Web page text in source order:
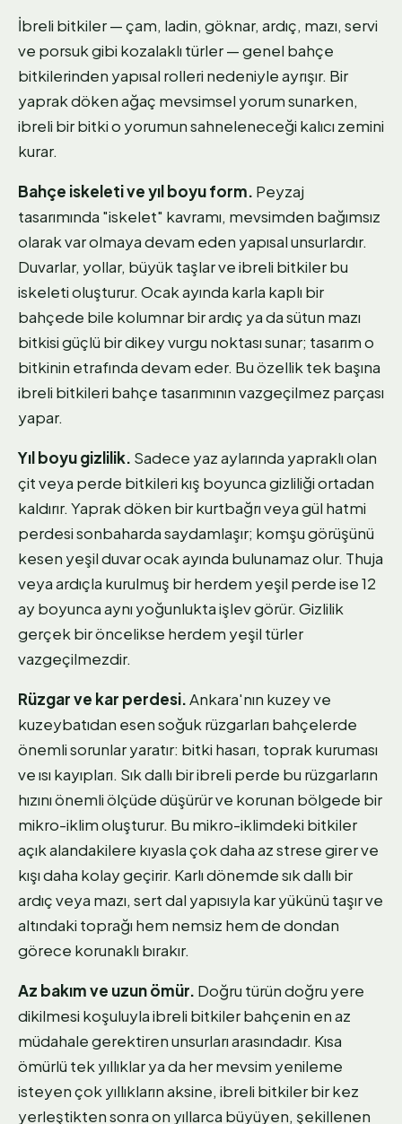
İbreli bitkiler — çam, ladin, göknar, ardıç, mazı, servi
ve porsuk gibi kozalaklı türler — genel bahçe
bitkilerinden yapısal rolleri nedeniyle ayrışır. Bir
yaprak döken ağaç mevsimsel yorum sunarken,
ibreli bir bitki o yorumun sahneleneceği kalıcı zemini
kurar.
Bahçe iskeleti ve yıl boyu form. Peyzaj
tasarımında "iskelet" kavramı, mevsimden bağımsız
olarak var olmaya devam eden yapısal unsurlardır.
Duvarlar, yollar, büyük taşlar ve ibreli bitkiler bu
iskeleti oluşturur. Ocak ayında karla kaplı bir
bahçede bile kolumnar bir ardıç ya da sütun mazı
bitkisi güçlü bir dikey vurgu noktası sunar; tasarım o
bitkinin etrafında devam eder. Bu özellik tek başına
ibreli bitkileri bahçe tasarımının vazgeçilmez parçası
yapar.
Yıl boyu gizlilik. Sadece yaz aylarında yapraklı olan
çit veya perde bitkileri kış boyunca gizliliği ortadan
kaldırır. Yaprak döken bir kurtbağrı veya gül hatmi
perdesi sonbaharda saydamlaşır; komşu görüşünü
kesen yeşil duvar ocak ayında bulunamaz olur. Thuja
veya ardıçla kurulmuş bir herdem yeşil perde ise 12
ay boyunca aynı yoğunlukta işlev görür. Gizlilik
gerçek bir öncelikse herdem yeşil türler
vazgeçilmezdir.
Rüzgar ve kar perdesi.Ankara'nın kuzey ve
kuzeybatıdan esen soğuk rüzgarları bahçelerde
önemli sorunlar yaratır: bitki hasarı, toprak kuruması
ve ısı kayıpları. Sık dallı bir ibreli perde bu rüzgarların
hızını önemli ölçüde düşürür ve korunan bölgede bir
mikro-iklim oluşturur. Bu mikro-iklimdeki bitkiler
açık alandakilere kıyasla çok daha az strese girer ve
kışı daha kolay geçirir. Karlı dönemde sık dallı bir
ardıç veya mazı, sert dal yapısıyla kar yükünü taşır ve
altındaki toprağı hem nemsiz hem de dondan
görece korunaklı bırakır.
Az bakım ve uzun ömür. Doğru türün doğru yere
dikilmesi koşuluyla ibreli bitkiler bahçenin en az
müdahale gerektiren unsurları arasındadır. Kısa
ömürlü tek yıllıklar ya da her mevsim yenileme
isteyen çok yıllıkların aksine, ibreli bitkiler bir kez
yerleştikten sonra on yıllarca büyüyen, şekillenen